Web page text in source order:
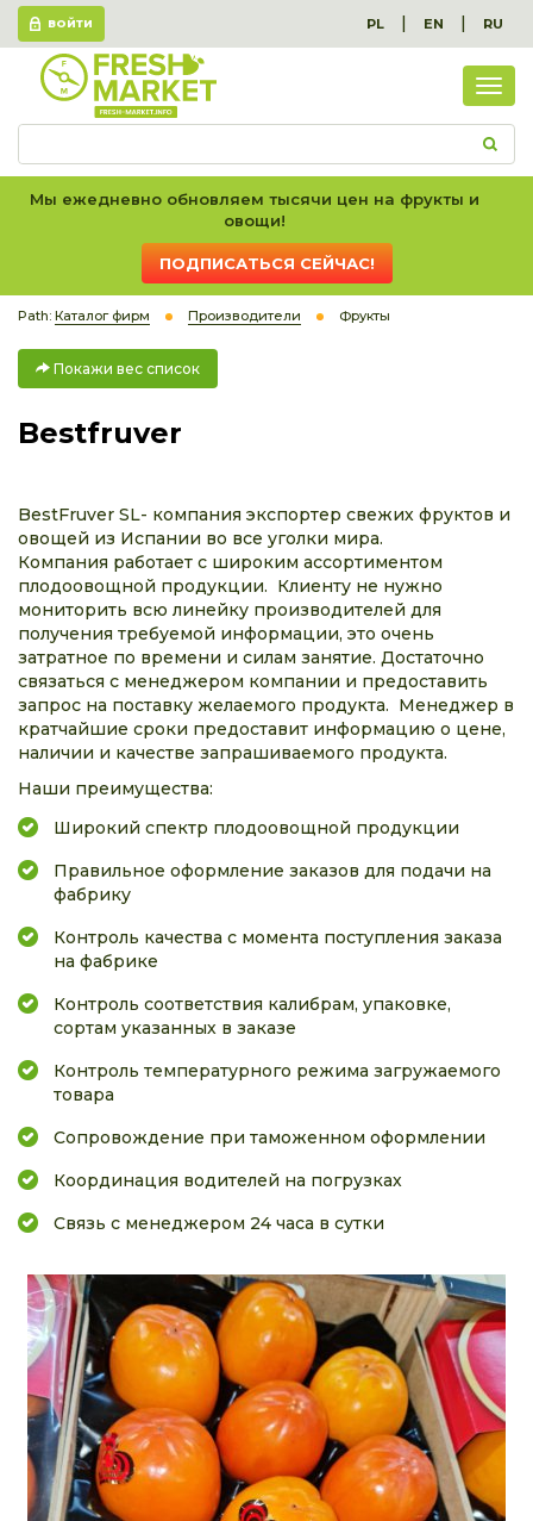
ВОЙТИ PL | EN | RU
вес
Мы ежедневно обновляем тысячи цен на фрукты и
овощи!
ПОДПИСАТЬСЯ СЕЙЧАС!
Path: Каталог фирм Производители Фрукты
Покажи вес список
Bestfruver
BestFruver SL- компания экспортер свежих фруктов и
овощей из Испании во все уголки мира.
Компания работает с широким ассортиментом
плодоовощной продукции. Клиенту не нужно
мониторить всю линейку производителей для
получения требуемой информации, это очень
затратное по времени и силам занятие. Достаточно
связаться с менеджером компании и предоставить
запрос на поставку желаемого продукта. Менеджер в
кратчайшие сроки предоставит информацию о цене,
наличии и качестве запрашиваемого продукта.
Наши преимущества:
Широкий спектр плодоовощной продукции
Правильное оформление заказов для подачи на
фабрику
Контроль качества с момента поступления заказа
на фабрике
Контроль соответствия калибрам, упаковке,
сортам указанных в заказе
Контроль температурного режима загружаемого
товара
Сопровождение при таможенном оформлении
Координация водителей на погрузках
Связь с менеджером 24 часа в сутки